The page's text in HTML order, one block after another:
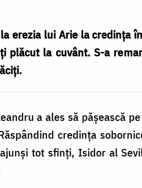
erezia lui Arie la credința
plăcut la cuvânt. S-a
a ales să pășească
credința
tot sfinți, Isidor al